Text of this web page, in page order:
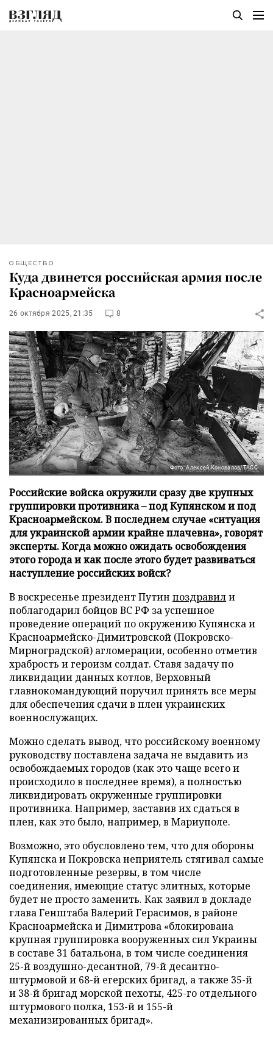
ОБЩЕСТВО
Куда двинется российская армия после
Красноармейска
26 октября 2025, 21:35 8
Фото: Алексей Коновалов/ТАСС
Российские войска окружили сразу две крупных
группировки противника – под Купянском и под
Красноармейском. В последнем случае «ситуация
для украинской армии крайне плачевна», говорят
эксперты. Когда можно ожидать освобождения
этого города и как после этого будет развиваться
наступление российских войск?
В воскресенье президент Путин поздравили
поблагодарил бойцов ВС РФ за успешное
проведение операций по окружению Купянска и
Красноармейско-Димитровской (Покровско-
Мирноградской) агломерации, особенно отметив
храбрость и героизм солдат. Ставя задачу по
ликвидации данных котлов, Верховный
главнокомандующий поручил принять все меры
для обеспечения сдачи в плен украинских
военнослужащих.
Можно сделать вывод, что российскому военному
руководству поставлена задача не выдавить из
освобождаемых городов (как это чаще всего и
происходило в последнее время), а полностью
ликвидировать окруженные группировки
противника. Например, заставив их сдаться в
плен, как это было, например, в Мариуполе.
Возможно, это обусловлено тем, что для обороны
Купянска и Покровска неприятель стягивал самые
подготовленные резервы, в том числе
соединения, имеющие статус элитных, которые
будет не просто заменить. Как заявил в докладе
глава Генштаба Валерий Герасимов, в районе
Красноармейска и Димитрова «блокирована
крупная группировка вооруженных сил Украины
в составе 31 батальона, в том числе соединения
25-й воздушно-десантной, 79-й десантно-
штурмовой и 68-й егерских бригад, а также 35-й
и 38-й бригад морской пехоты, 425-го отдельного
штурмового полка, 153-й и 155-й
механизированных бригад».